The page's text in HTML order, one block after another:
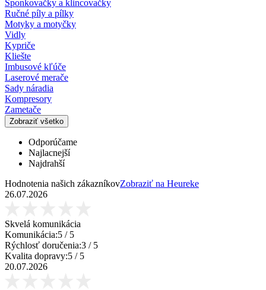
Sponkovačky a klincovačky
Ručné píly a pílky
Motyky a motyčky
Vidly
Kypriče
Kliešte
Imbusové kľúče
Laserové merače
Sady náradia
Kompresory
Zametače
Zobraziť všetko
Odporúčame
Najlacnejší
Najdrahší
Hodnotenia našich zákazníkovZobraziť na Heureke
26.07.2026
Skvelá komunikácia
Komunikácia:5 / 5
Rýchlosť doručenia:3 / 5
Kvalita dopravy:5 / 5
20.07.2026